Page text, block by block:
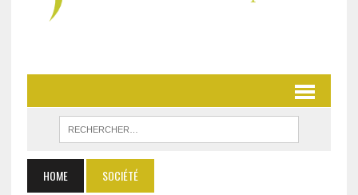
HOME SOCIÉTÉ